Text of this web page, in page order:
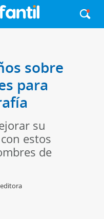
sobre
para
su
estos
de